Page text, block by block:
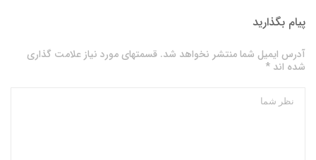
پیام بگذارید
آدرس ایمیل شما منتشر نخواهد شد. قسمتهای مورد نیاز علامت گذاری
شده اند *